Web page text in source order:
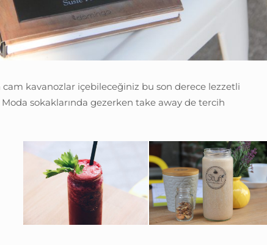
kavanozlar içebileceğiniz bu son derece lezzetli
sokaklarında gezerken take away de tercih